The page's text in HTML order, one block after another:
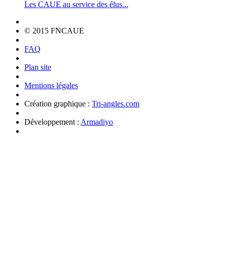
Les CAUE au service des élus...
© 2015 FNCAUE
FAQ
Plan site
Mentions légales
Création graphique : Tri-angles.com
Développement : Armadiyo